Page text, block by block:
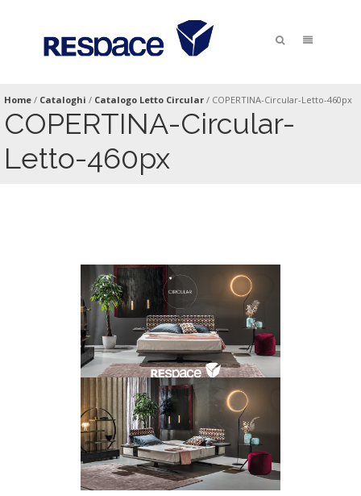
Home / Cataloghi / Catalogo Letto Circular / COPERTINA-Circular-Letto-460px
COPERTINA-Circular-
Letto-460px